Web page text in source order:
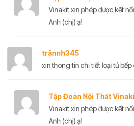
Vinakit xin phép được kết
Anh (chị) ạ!
trânnh345
xin thong tin chi tiết loại tủ
Tập Đoàn Nội Thất
Vinakit xin phép được kết
Anh (chị) ạ!